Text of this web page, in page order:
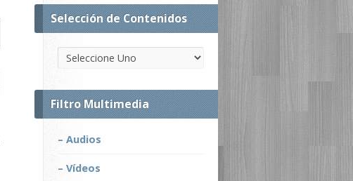
Selección de Contenidos
Filtro Multimedia
– Audios
– Vídeos